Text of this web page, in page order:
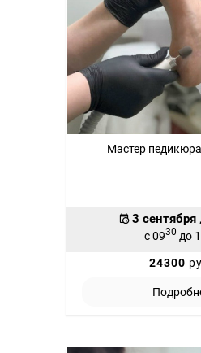
Мастер
3 сентября
с 0930 до
24300